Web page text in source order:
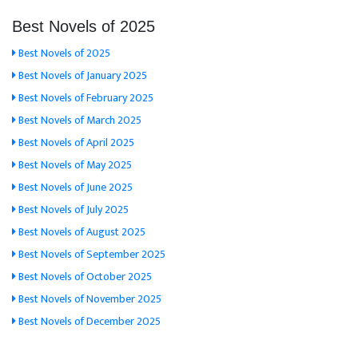
Best Novels of 2025
Best Novels of 2025
Best Novels of January 2025
Best Novels of February 2025
Best Novels of March 2025
Best Novels of April 2025
Best Novels of May 2025
Best Novels of June 2025
Best Novels of July 2025
Best Novels of August 2025
Best Novels of September 2025
Best Novels of October 2025
Best Novels of November 2025
Best Novels of December 2025